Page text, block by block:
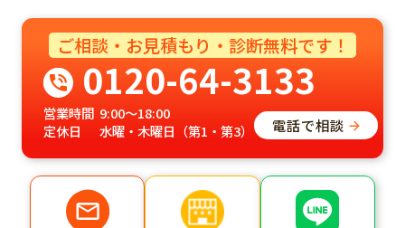
ご相談・お見積もり・診断無料です！
0120-64-3133
営業時間 9:00～18:00
定休日
水曜・木曜日（第1・第3） 電話で相談